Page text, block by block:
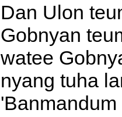
Dan Ulon
Gobnyan
watee
nyang tuha